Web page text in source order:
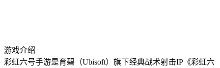
游戏介绍
彩虹六号手游是育碧（Ubisoft）旗下经典战术射击IP《彩虹六